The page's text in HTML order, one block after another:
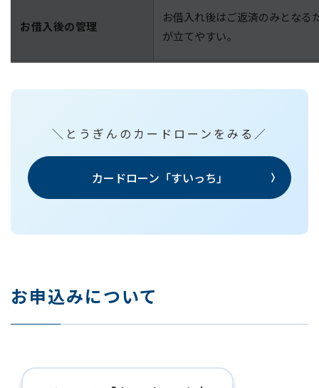
お借入後の管理
お借入れ後はご返済のみとなる
が立てやすい。
＼とうぎんのカードローンをみる／
カードローン「すいっち」
お申込みについて